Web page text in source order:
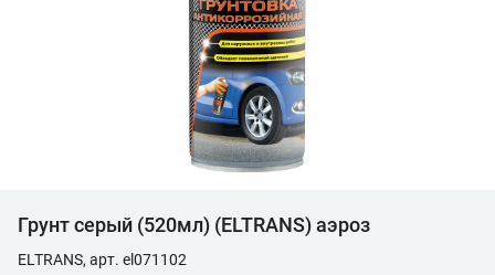
Грунт серый (520мл) (ELTRANS) аэроз
ELTRANS, арт. el071102